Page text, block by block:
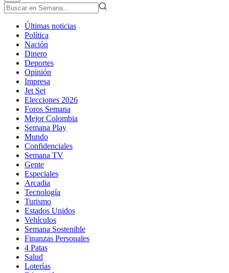
Últimas noticias
Política
Nación
Dinero
Deportes
Opinión
Impresa
Jet Set
Elecciones 2026
Foros Semana
Mejor Colombia
Semana Play
Mundo
Confidenciales
Semana TV
Gente
Especiales
Arcadia
Tecnología
Turismo
Estados Unidos
Vehículos
Semana Sostenible
Finanzas Personales
4 Patas
Salud
Loterías